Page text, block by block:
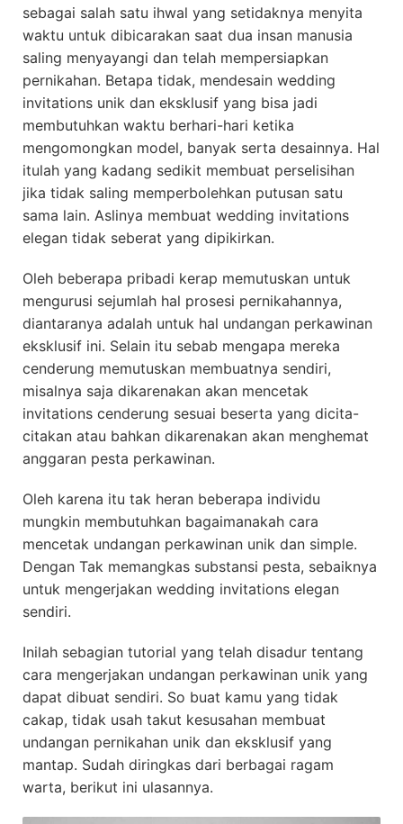
sebagai salah satu ihwal yang setidaknya menyita
waktu untuk dibicarakan saat dua insan manusia
saling menyayangi dan telah mempersiapkan
pernikahan. Betapa tidak, mendesain wedding
invitations unik dan eksklusif yang bisa jadi
membutuhkan waktu berhari-hari ketika
mengomongkan model, banyak serta desainnya. Hal
itulah yang kadang sedikit membuat perselisihan
jika tidak saling memperbolehkan putusan satu
sama lain. Aslinya membuat wedding invitations
elegan tidak seberat yang dipikirkan.
Oleh beberapa pribadi kerap memutuskan untuk
mengurusi sejumlah hal prosesi pernikahannya,
diantaranya adalah untuk hal undangan perkawinan
eksklusif ini. Selain itu sebab mengapa mereka
cenderung memutuskan membuatnya sendiri,
misalnya saja dikarenakan akan mencetak
invitations cenderung sesuai beserta yang dicita-
citakan atau bahkan dikarenakan akan menghemat
anggaran pesta perkawinan.
Oleh karena itu tak heran beberapa individu
mungkin membutuhkan bagaimanakah cara
mencetak undangan perkawinan unik dan simple.
Dengan Tak memangkas substansi pesta, sebaiknya
untuk mengerjakan wedding invitations elegan
sendiri.
Inilah sebagian tutorial yang telah disadur tentang
cara mengerjakan undangan perkawinan unik yang
dapat dibuat sendiri. So buat kamu yang tidak
cakap, tidak usah takut kesusahan membuat
undangan pernikahan unik dan eksklusif yang
mantap. Sudah diringkas dari berbagai ragam
warta, berikut ini ulasannya.